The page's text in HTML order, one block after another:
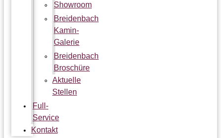
Showroom
Breidenbach
Kamin-
Galerie
Breidenbach
Broschüre
Aktuelle
Stellen
Full-
Service
Kontakt